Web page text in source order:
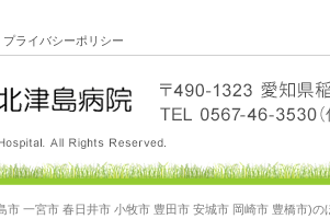
プライバシーポリシー
市 一宮市 春日井市 小牧市 豊田市 安城市 岡崎市 豊橋市)